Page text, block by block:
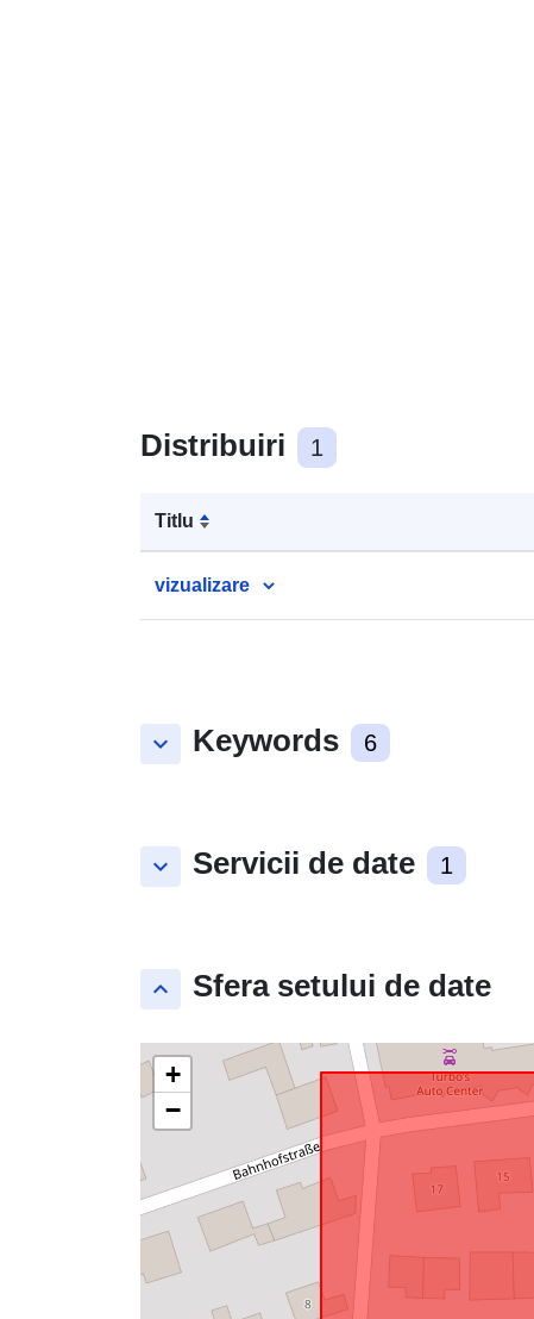
Distribuiri 1
Titlu
vizualizare
keyboard_arrow_down Keywords 6
keyboard_arrow_down Servicii de date 1
keyboard_arrow_up Sfera setului de date
+
−